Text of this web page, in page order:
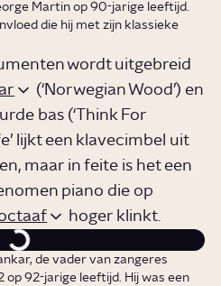
Martin op 90-jarige leeftijd.
die hij met zijn klassieke
wordt uitgebreid
(‘Norwegian Wood’) en
bas (‘Think For
lijkt een klavecimbel uit
maar in feite is het een
piano die op
hoger klinkt.
de vader van zangeres
op 92-jarige leeftijd. Hij was een